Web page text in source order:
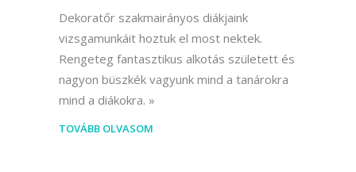
Dekoratőr szakmairányos diákjaink
vizsgamunkáit hoztuk el most nektek.
Rengeteg fantasztikus alkotás született és
nagyon büszkék vagyunk mind a tanárokra
mind a diákokra.
TOVÁBB OLVASOM